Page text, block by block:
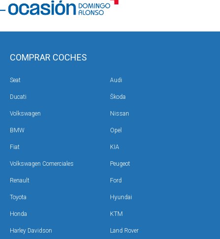
COMPRAR COCHES
Seat Audi
Ducati Škoda
Volkswagen Nissan
BMW Opel
Fiat KIA
Volkswagen Comerciales Peugeot
Renault Ford
Toyota Hyundai
Honda KTM
Harley Davidson Land Rover